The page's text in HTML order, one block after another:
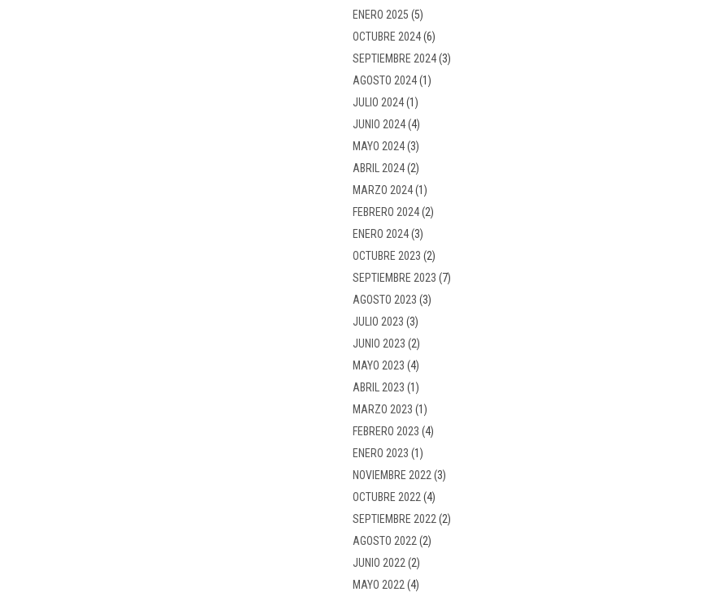
ENERO 2025 (5)
OCTUBRE 2024(6)
SEPTIEMBRE 2024(3)
AGOSTO 2024(1)
JULIO 2024(1)
JUNIO 2024(4)
MAYO 2024(3)
ABRIL 2024(2)
MARZO 2024(1)
FEBRERO 2024(2)
ENERO 2024(3)
OCTUBRE 2023 (2)
SEPTIEMBRE 2023 (7)
AGOSTO 2023 (3)
JULIO 2023 (3)
JUNIO 2023 (2)
MAYO 2023 (4)
ABRIL 2023 (1)
MARZO 2023 (1)
FEBRERO 2023 (4)
ENERO 2023 (1)
NOVIEMBRE 2022 (3)
OCTUBRE 2022 (4)
SEPTIEMBRE 2022 (2)
AGOSTO 2022 (2)
JUNIO 2022 (2)
MAYO 2022 (4)